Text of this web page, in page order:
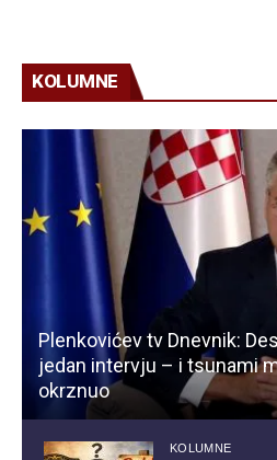
KOLUMNE
Plenkovićev tv Dnevnik:
jedan intervju – i tsunami
okrznuo
KOLUMNE